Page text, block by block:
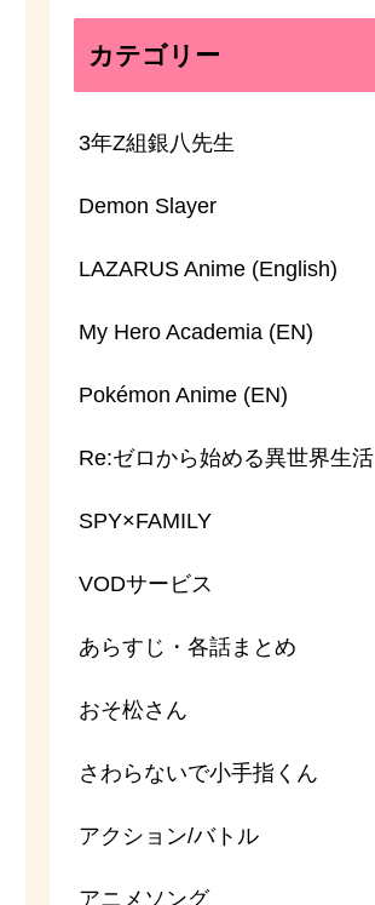
カテゴリー
3年Z組銀八先生
Demon Slayer
LAZARUS Anime (English)
My Hero Academia (EN)
Pokémon Anime (EN)
Re:ゼロから始める異世界生活
SPY×FAMILY
VODサービス
あらすじ・各話まとめ
おそ松さん
さわらないで小手指くん
アクション/バトル
アニメソング